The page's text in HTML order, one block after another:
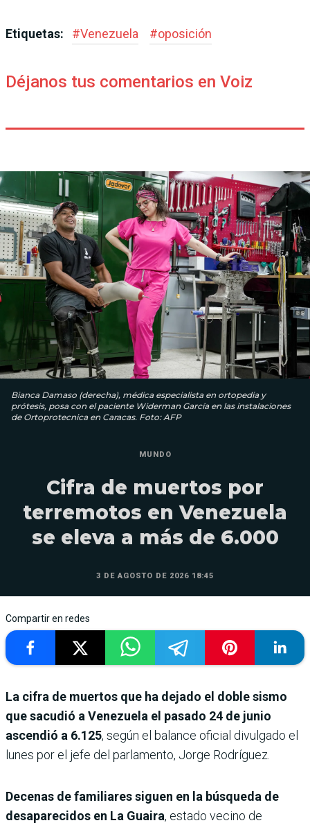
Etiquetas: #Venezuela #oposición
Déjanos tus comentarios en Voiz
Bianca Damaso (derecha), médica especialista en ortopedia y
prótesis, posa con el paciente Widerman García en las instalaciones
de Ortoprotecnica en Caracas. Foto: AFP
MUNDO
Cifra de muertos por
terremotos en Venezuela
se eleva a más de 6.000
3 DE AGOSTO DE 2026 18:45
Compartir en redes
La cifra de muertos que ha dejado el doble sismo
que sacudió a Venezuela el pasado 24 de junio
ascendió a 6.125, según el balance oficial divulgado el
lunes por el jefe del parlamento, Jorge Rodríguez.
Decenas de familiares siguen en la búsqueda de
desaparecidos en La Guaira, estado vecino de